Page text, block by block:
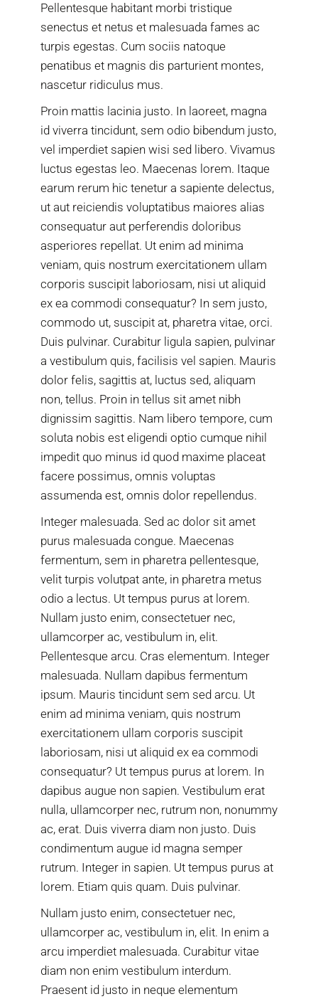
Pellentesque habitant morbi tristique
senectus et netus et malesuada fames ac
turpis egestas. Cum sociis natoque
penatibus et magnis dis parturient montes,
nascetur ridiculus mus.
Proin mattis lacinia justo. In laoreet, magna
id viverra tincidunt, sem odio bibendum justo,
vel imperdiet sapien wisi sed libero. Vivamus
luctus egestas leo. Maecenas lorem. Itaque
earum rerum hic tenetur a sapiente delectus,
ut aut reiciendis voluptatibus maiores alias
consequatur aut perferendis doloribus
asperiores repellat. Ut enim ad minima
veniam, quis nostrum exercitationem ullam
corporis suscipit laboriosam, nisi ut aliquid
ex ea commodi consequatur? In sem justo,
commodo ut, suscipit at, pharetra vitae, orci.
Duis pulvinar. Curabitur ligula sapien, pulvinar
a vestibulum quis, facilisis vel sapien. Mauris
dolor felis, sagittis at, luctus sed, aliquam
non, tellus. Proin in tellus sit amet nibh
dignissim sagittis. Nam libero tempore, cum
soluta nobis est eligendi optio cumque nihil
impedit quo minus id quod maxime placeat
facere possimus, omnis voluptas
assumenda est, omnis dolor repellendus.
Integer malesuada. Sed ac dolor sit amet
purus malesuada congue. Maecenas
fermentum, sem in pharetra pellentesque,
velit turpis volutpat ante, in pharetra metus
odio a lectus. Ut tempus purus at lorem.
Nullam justo enim, consectetuer nec,
ullamcorper ac, vestibulum in, elit.
Pellentesque arcu. Cras elementum. Integer
malesuada. Nullam dapibus fermentum
ipsum. Mauris tincidunt sem sed arcu. Ut
enim ad minima veniam, quis nostrum
exercitationem ullam corporis suscipit
laboriosam, nisi ut aliquid ex ea commodi
consequatur? Ut tempus purus at lorem. In
dapibus augue non sapien. Vestibulum erat
nulla, ullamcorper nec, rutrum non, nonummy
ac, erat. Duis viverra diam non justo. Duis
condimentum augue id magna semper
rutrum. Integer in sapien. Ut tempus purus at
lorem. Etiam quis quam. Duis pulvinar.
Nullam justo enim, consectetuer nec,
ullamcorper ac, vestibulum in, elit. In enim a
arcu imperdiet malesuada. Curabitur vitae
diam non enim vestibulum interdum.
Praesent id justo in neque elementum